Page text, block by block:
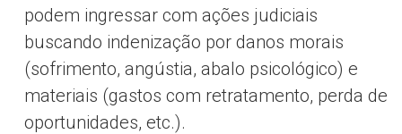
podem ingressar com ações judiciais
buscando indenização por danos morais
(sofrimento, angústia, abalo psicológico) e
materiais (gastos com retratamento, perda de
oportunidades, etc.).